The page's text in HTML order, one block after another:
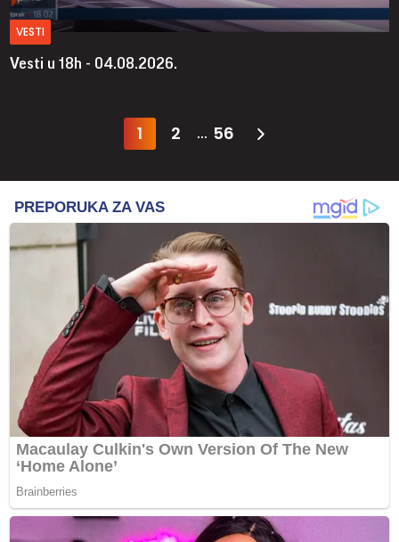
VESTI
Vesti u 18h - 04.08.2026.
1 2 ... 56